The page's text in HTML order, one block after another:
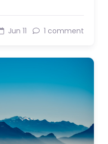
Jun 11 1 comment